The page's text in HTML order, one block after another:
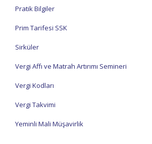
Pratik Bilgiler
Prim Tarifesi SSK
Sirküler
Vergi Affı ve Matrah Artırımı Semineri
Vergi Kodları
Vergi Takvimi
Yeminli Mali Müşavirlik